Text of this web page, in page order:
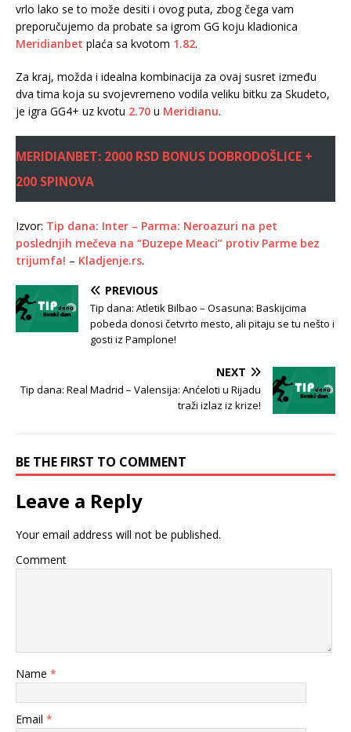
vrlo lako se to može desiti i ovog puta, zbog čega vam
preporučujemo da probate sa igrom GG koju kladionica
Meridianbet plaća sa kvotom 1.82.
Za kraj, možda i idealna kombinacija za ovaj susret između
dva tima koja su svojevremeno vodila veliku bitku za Skudeto,
je igra GG4+ uz kvotu 2.70 u Meridianu.
MERIDIANBET: 2000 RSD BONUS DOBRODOŠLICE +
200 SPINOVA
Izvor: Tip dana: Inter – Parma: Neroazuri na pet
poslednjih mečeva na “Đuzepe Meaci” protiv Parme bez
trijumfa! – Kladjenje.rs.
PREVIOUS
Tip dana: Atletik Bilbao – Osasuna: Baskijcima
pobeda donosi četvrto mesto, ali pitaju se tu nešto i
gosti iz Pamplone!
NEXT
Tip dana: Real Madrid – Valensija: Anćeloti u Rijadu
traži izlaz iz krize!
BE THE FIRST TO COMMENT
Leave a Reply
Your email address will not be published.
Comment
Name *
Email *